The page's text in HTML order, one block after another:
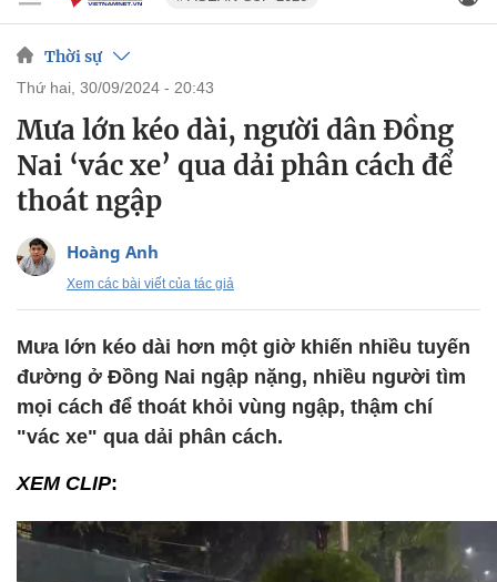
Thời sự
thứ hai, 30/09/2024 - 20:43
Mưa lớn kéo dài, người dân Đồng
Nai ‘vác xe’ qua dải phân cách để
thoát ngập
Hoàng Anh
Xem các bài viết của tác giả
Mưa lớn kéo dài hơn một giờ khiến nhiều tuyến
đường ở Đồng Nai ngập nặng, nhiều người tìm
mọi cách để thoát khỏi vùng ngập, thậm chí
"vác xe" qua dải phân cách.
XEM CLIP: